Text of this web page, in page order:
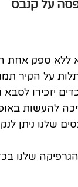
על קנבס
ספק אחת
על הקיר
יזכירו
להעשות
שלנו ניתן
הגרפיקה